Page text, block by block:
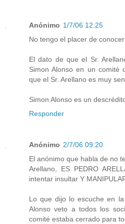
Anónimo 1/7/06 12:25
No tengo el placer de
El dato de que el Sr.
Simon Alonso en un comité
que el Sr. Arellano es muy
Simon Alonso es un
Responder
Anónimo 2/7/06 09:20
El anónimo que habla de no
Arellano, ES PEDRO
intentar insultar Y
Lo que dijo lo escuche en
Alonso veto a todos los
comité estaba cerrado para